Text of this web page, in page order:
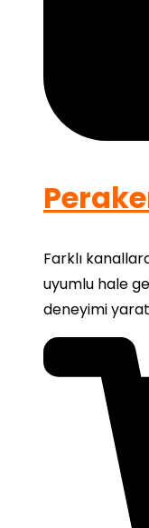
Farklı
uyumlu hale
deneyimi